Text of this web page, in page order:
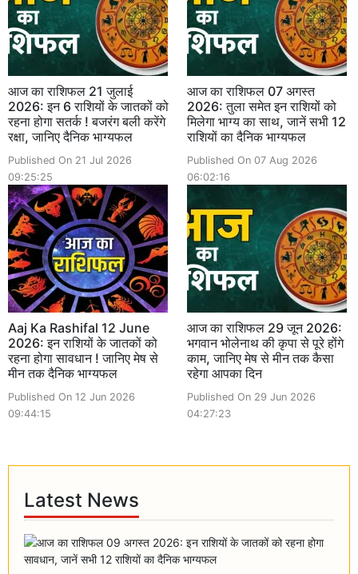
आज का राशिफल 21 जुलाई
2026: इन 6 राशियों के जातकों को
रहना होगा सतर्क ! बजरंग बली करेंगे
रक्षा, जानिए दैनिक भाग्यफल
Published On 21 Jul 2026
09:25:25
आज का राशिफल 07 अगस्त
2026: तुला समेत इन राशियों को
मिलेगा भाग्य का साथ, जानें सभी 12
राशियों का दैनिक भाग्यफल
Published On 07 Aug 2026
06:02:16
Aaj Ka Rashifal 12 June
2026: इन राशियों के जातकों को
रहना होगा सावधान ! जानिए मेष से
मीन तक दैनिक भाग्यफल
Published On 12 Jun 2026
09:44:15
आज का राशिफल 29 जून 2026:
भगवान भोलेनाथ की कृपा से पूरे होंगे
काम, जानिए मेष से मीन तक कैसा
रहेगा आपका दिन
Published On 29 Jun 2026
04:27:23
Latest News